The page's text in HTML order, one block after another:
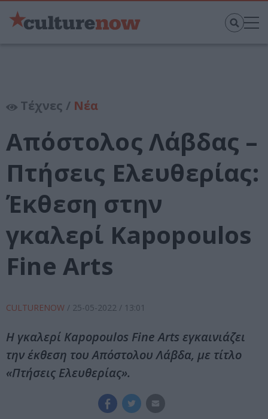
Τέχνες / Νέα
Απόστολος Λάβδας –
Πτήσεις Ελευθερίας:
Έκθεση στην
γκαλερί Kapopoulos
Fine Arts
CULTURENOW / 25-05-2022 / 13:01
Η γκαλερί Kapopoulos Fine Arts εγκαινιάζει
την έκθεση του Απόστολου Λάβδα, με τίτλο
«Πτήσεις Ελευθερίας».